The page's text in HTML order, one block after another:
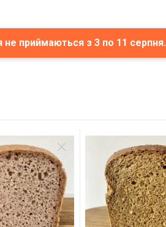
не приймаються з 3 по 11